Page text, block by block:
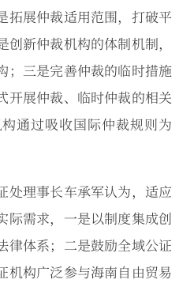
拓展仲裁适用范围，打破平
新仲裁机构的体制机制，
；三是完善仲裁的临时措施
开展仲裁、临时仲裁的相关
通过吸收国际仲裁规则为
处理事长车承军认为，适应
际需求，一是以制度集成创
律体系；二是鼓励全域公证
机构广泛参与海南自由贸易